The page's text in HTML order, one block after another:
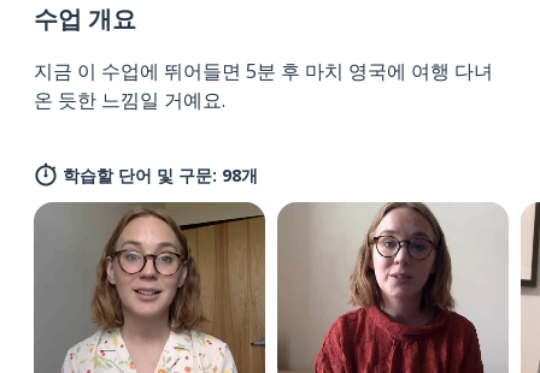
수업 개요
지금 이 수업에 뛰어들면 5분 후 마치 영국에 여행 다녀
온 듯한 느낌일 거예요.
학습할 단어 및 구문: 98개